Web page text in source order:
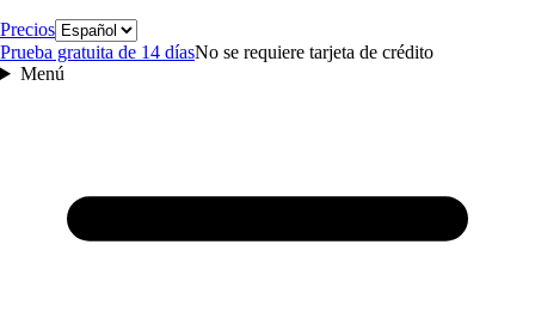
PreciosIdioma
Prueba gratuita de 14 díasNo se requiere tarjeta de crédito
Menú